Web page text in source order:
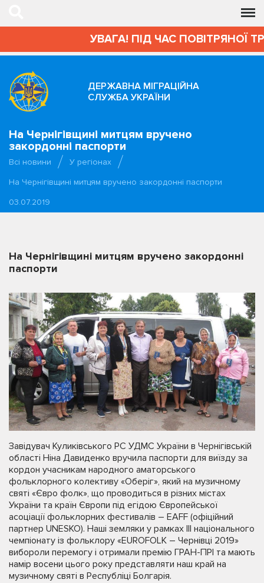
УВАГА! ПІД ЧАС ПОВІТРЯНОЇ
ДЕРЖАВНА МІГРАЦІЙНА
СЛУЖБА УКРАЇНИ
На Чернігівщині митцям вручено
закордонні паспорти
Всі новини
У регіонах
На Чернігівщині митцям вручено закордонні паспорти
03.07.2019
На Чернігівщині митцям вручено закордонні
паспорти
Завідувач Куликівського РС УДМС України в Чернігівській
області Ніна Давиденко вручила паспорти для виїзду за
кордон учасникам народного аматорського
фольклорного колективу «Оберіг», який на музичному
святі «Євро фолк», що проводиться в різних містах
України та країн Європи під егідою Європейської
асоціації фольклорних фестивалів – EAFF (офіційний
партнер UNESKO). Наші земляки у рамках ІІІ національного
чемпіонату із фольклору «EUROFOLK – Чернівці 2019»
вибороли перемогу і отримали премію ГРАН-ПРІ та мають
намір восени цього року представляти наш край на
музичному святі в Республіці Болгарія.